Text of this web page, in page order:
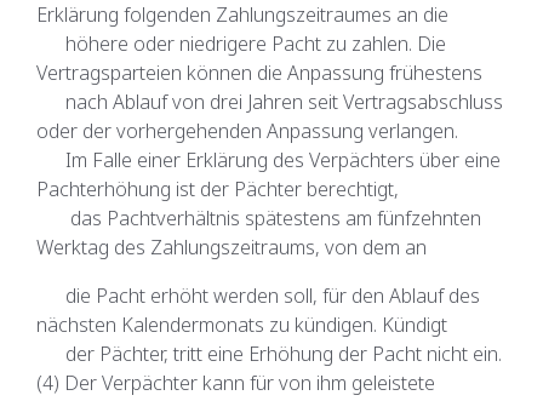
Erklärung folgenden Zahlungszeitraumes an die
höhere oder niedrigere Pacht zu zahlen. Die
Vertragsparteien können die Anpassung frühestens
nach Ablauf von drei Jahren seit Vertragsabschluss
oder der vorhergehenden Anpassung verlangen.
Im Falle einer Erklärung des Verpächters über eine
Pachterhöhung ist der Pächter berechtigt,
das Pachtverhältnis spätestens am fünfzehnten
Werktag des Zahlungszeitraums, von dem an
die Pacht erhöht werden soll, für den Ablauf des
nächsten Kalendermonats zu kündigen. Kündigt
der Pächter, tritt eine Erhöhung der Pacht nicht ein.
(4) Der Verpächter kann für von ihm geleistete